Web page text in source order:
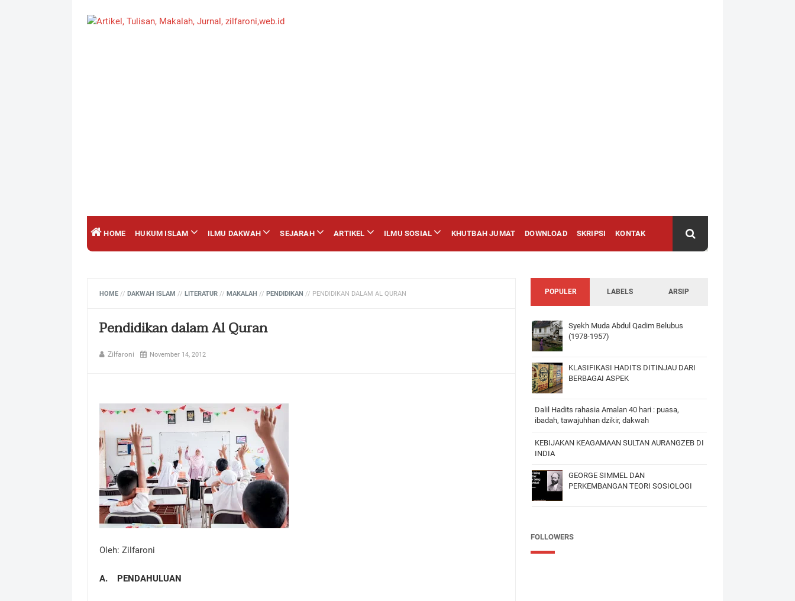
HOME HUKUM ISLAM ILMU DAKWAH SEJARAH ARTIKEL ILMU SOSIAL KHUTBAH JUMAT DOWNLOAD SKRIPSI KONTAK
HOME // DAKWAH ISLAM // LITERATUR // MAKALAH // PENDIDIKAN // PENDIDIKAN DALAM AL QURAN
Pendidikan dalam Al Quran
Zilfaroni November 14, 2012
Oleh: Zilfaroni
A. PENDAHULUAN
POPULER LABELS ARSIP
Syekh Muda Abdul Qadim Belubus
(1978-1957)
KLASIFIKASI HADITS DITINJAU DARI
BERBAGAI ASPEK
Dalil Hadits rahasia Amalan 40 hari : puasa,
ibadah, tawajuhhan dzikir, dakwah
KEBIJAKAN KEAGAMAAN SULTAN AURANGZEB DI
INDIA
GEORGE SIMMEL DAN
PERKEMBANGAN TEORI SOSIOLOGI
FOLLOWERS